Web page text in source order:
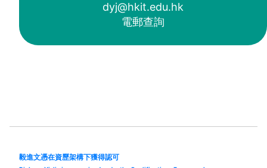
dyj@hkit.edu.hk
電郵查詢
毅進文憑在資歷架構下獲得認可